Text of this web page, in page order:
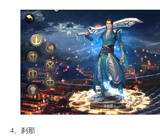
4、刹那